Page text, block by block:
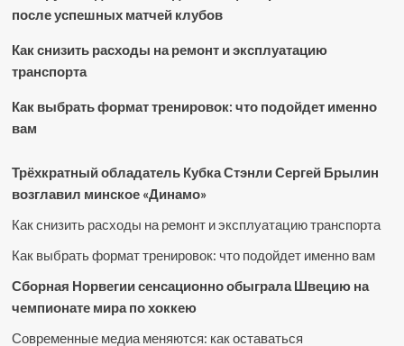
после успешных матчей клубов
Как снизить расходы на ремонт и эксплуатацию
транспорта
Как выбрать формат тренировок: что подойдет именно
вам
Трёхкратный обладатель Кубка Стэнли Сергей Брылин
возглавил минское «Динамо»
Как снизить расходы на ремонт и эксплуатацию транспорта
Как выбрать формат тренировок: что подойдет именно вам
Сборная Норвегии сенсационно обыграла Швецию на
чемпионате мира по хоккею
Современные медиа меняются: как оставаться